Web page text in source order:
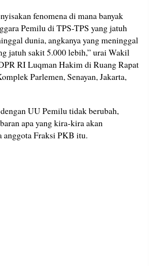
fenomena di mana banyak
Pemilu di TPS-TPS yang jatuh
dunia, angkanya yang meninggal
jatuh sakit 5.000 lebih,” urai Wakil
RI Luqman Hakim di Ruang Rapat
Parlemen, Senayan, Jakarta,
UU Pemilu tidak berubah,
apa yang kira-kira akan
anggota Fraksi PKB itu.